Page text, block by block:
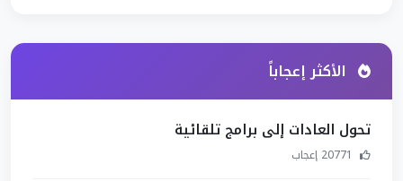
الأكثر إعجاباً
تحول العادات إلى برامج تلقائية